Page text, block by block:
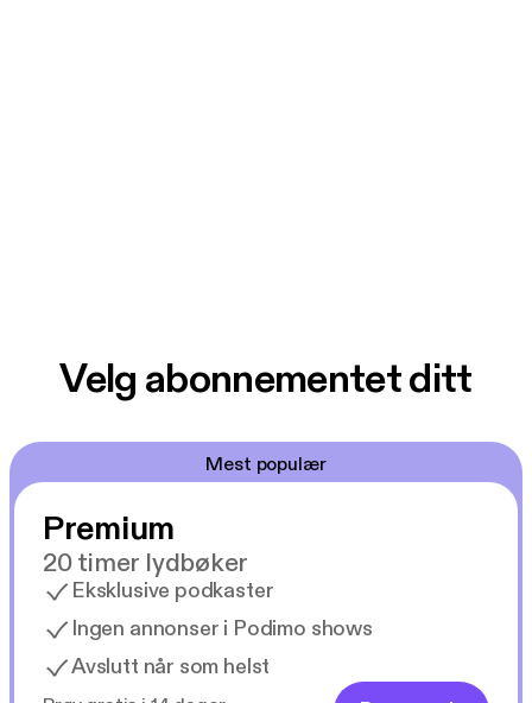
Velg abonnementet ditt
Mest populær
Premium
20 timer lydbøker
Eksklusive podkaster
Ingen annonser i Podimo shows
Avslutt når som helst